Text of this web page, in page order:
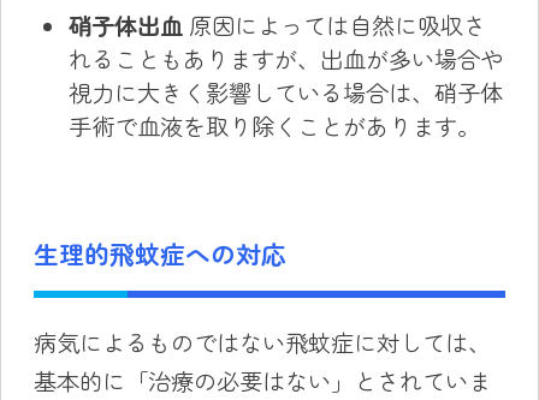
硝子体出血原因によっては自然に吸収さ
れることもありますが、出血が多い場合や
視力に大きく影響している場合は、硝子体
手術で血液を取り除くことがあります。
生理的飛蚊症への対応
病気によるものではない飛蚊症に対しては、
基本的に「治療の必要はない」とされていま